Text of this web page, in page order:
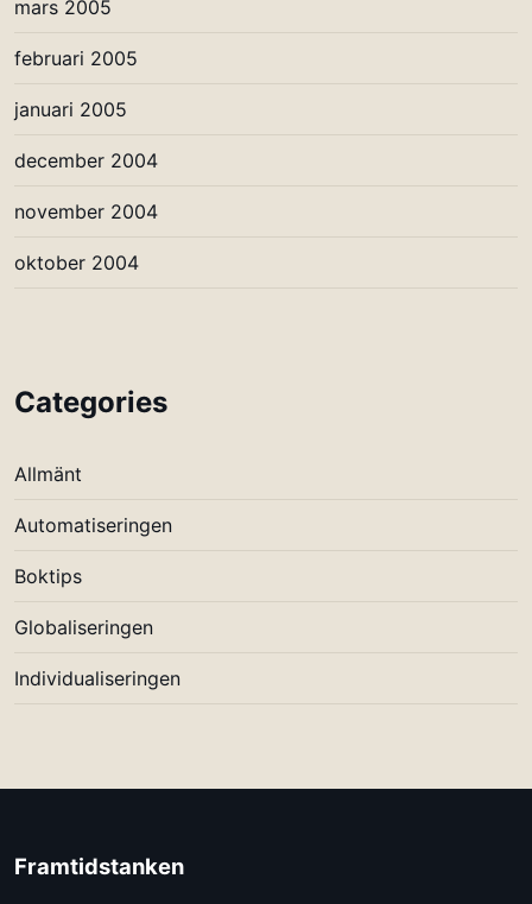
mars 2005
februari 2005
januari 2005
december 2004
november 2004
oktober 2004
Categories
Allmänt
Automatiseringen
Boktips
Globaliseringen
Individualiseringen
Framtidstanken